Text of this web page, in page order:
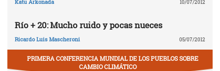
Katu Arkonada 10/07/2012
Río + 20: Mucho ruido y pocas nueces
Ricardo Luis Mascheroni 05/07/2012
PRIMERA CONFERENCIA MUNDIAL DE LOS PUEBLOS SOBRE
CAMBIO CLIMÁTICO